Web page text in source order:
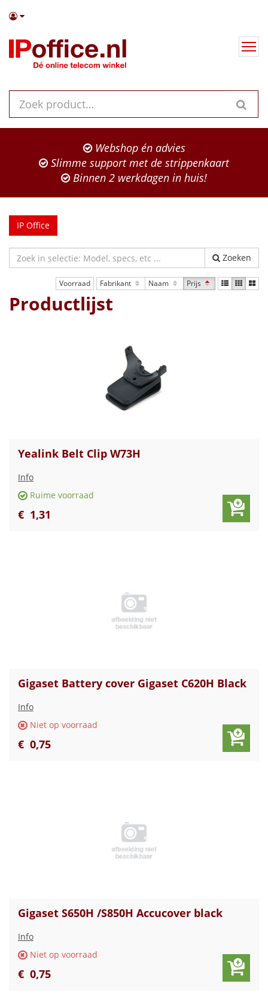
Webshop én advies
Slimme support met de strippenkaart
Binnen 2 werkdagen in huis!
IP Office
Zoeken
Voorraad Fabrikant Naam Prijs
Productlijst
Yealink Belt Clip W73H
Info
Ruime voorraad
€ 1,31
Gigaset Battery cover Gigaset C620H Black
Info
Niet op voorraad
€ 0,75
Gigaset S650H /S850H Accucover black
Info
Niet op voorraad
€ 0,75